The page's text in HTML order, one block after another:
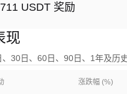
USDT 奖励
现
30日、60日、90日、1年及历
涨跌幅 (%)